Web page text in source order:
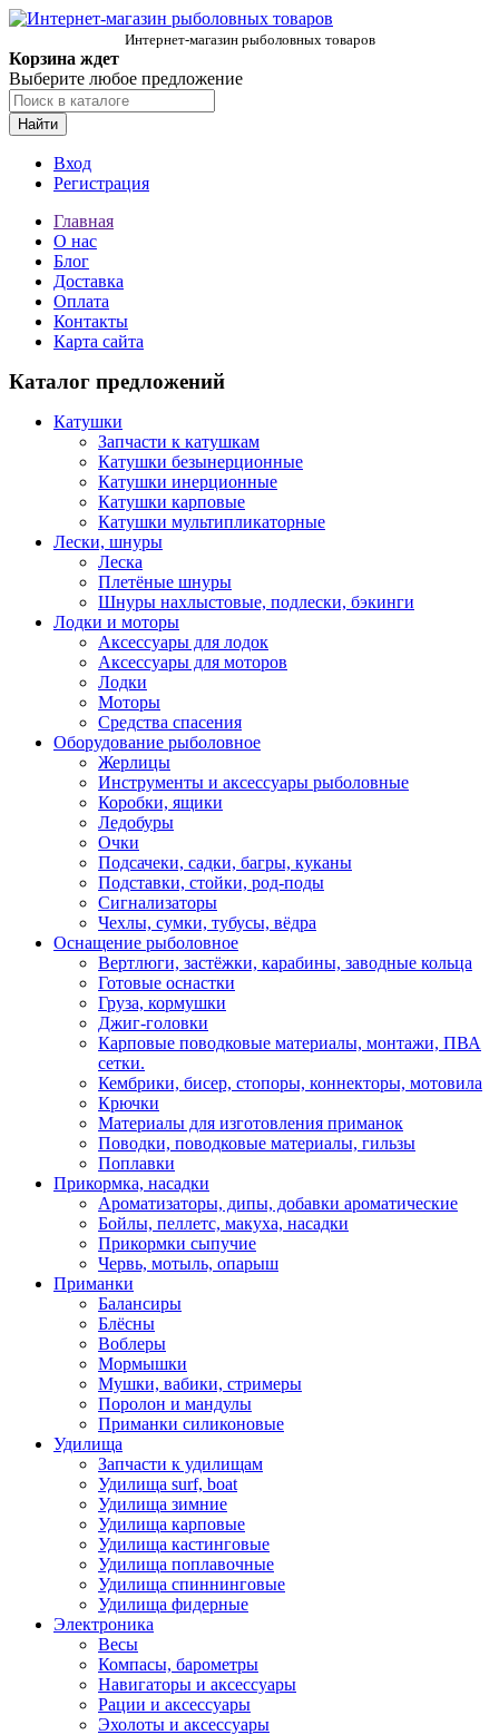
Интернет-магазин рыболовных товаров
Корзина ждет
Выберите любое предложение
Найти
Вход
Регистрация
Главная
О нас
Блог
Доставка
Оплата
Контакты
Карта сайта
Каталог предложений
Катушки
Запчасти к катушкам
Катушки безынерционные
Катушки инерционные
Катушки карповые
Катушки мультипликаторные
Лески, шнуры
Леска
Плетёные шнуры
Шнуры нахлыстовые, подлески, бэкинги
Лодки и моторы
Аксессуары для лодок
Аксессуары для моторов
Лодки
Моторы
Средства спасения
Оборудование рыболовное
Жерлицы
Инструменты и аксессуары рыболовные
Коробки, ящики
Ледобуры
Очки
Подсачеки, садки, багры, куканы
Подставки, стойки, род-поды
Сигнализаторы
Чехлы, сумки, тубусы, вёдра
Оснащение рыболовное
Вертлюги, застёжки, карабины, заводные кольца
Готовые оснастки
Груза, кормушки
Джиг-головки
Карповые поводковые материалы, монтажи, ПВА
сетки.
Кембрики, бисер, стопоры, коннекторы, мотовила
Крючки
Материалы для изготовления приманок
Поводки, поводковые материалы, гильзы
Поплавки
Прикормка, насадки
Ароматизаторы, дипы, добавки ароматические
Бойлы, пеллетс, макуха, насадки
Прикормки сыпучие
Червь, мотыль, опарыш
Приманки
Балансиры
Блёсны
Воблеры
Мормышки
Мушки, вабики, стримеры
Поролон и мандулы
Приманки силиконовые
Удилища
Запчасти к удилищам
Удилища surf, boat
Удилища зимние
Удилища карповые
Удилища кастинговые
Удилища поплавочные
Удилища спиннинговые
Удилища фидерные
Электроника
Весы
Компасы, барометры
Навигаторы и аксессуары
Рации и аксессуары
Эхолоты и аксессуары